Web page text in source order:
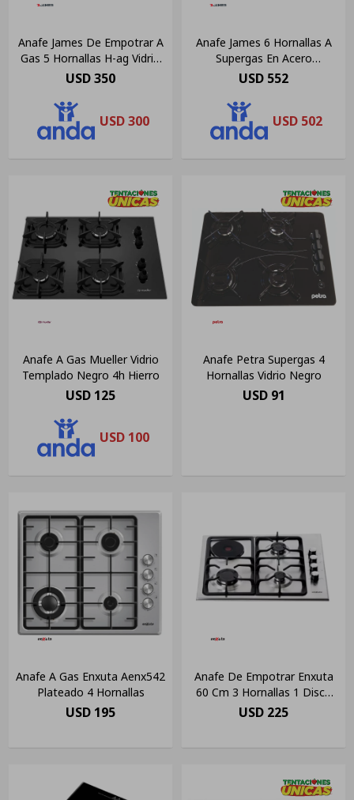
Anafe James De Empotrar A
Gas 5 Hornallas H-ag Vidrio
Negro
USD350
USD 300
Anafe James 6 Hornallas A
Supergas En Acero
Inoxidable
USD 552
USD 502
Anafe A Gas Mueller Vidrio
Templado Negro 4h Hierro
USD 125
USD 100
Anafe Petra Supergas 4
Hornallas Vidrio Negro
USD 91
Anafe A Gas Enxuta Aenx542
Plateado 4 Hornallas
USD 195
Anafe De Empotrar Enxuta
60 Cm 3 Hornallas 1 Disco
Color Plateado
USD 225